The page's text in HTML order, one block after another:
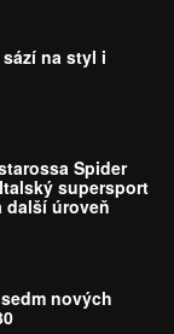
na styl i
Spider
supersport
další úroveň
nových